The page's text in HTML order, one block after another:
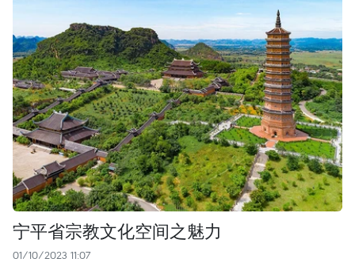
宁平省宗教文化空间之魅力
01/10/2023 11:07